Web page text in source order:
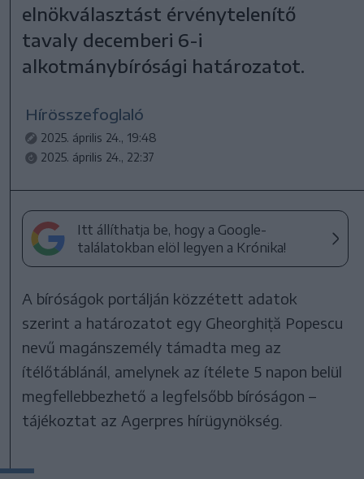
elnökválasztást érvénytelenítő
tavaly decemberi 6-i
alkotmánybírósági határozatot.
Hírösszefoglaló
2025. április 24., 19:48
2025. április 24., 22:37
Itt állíthatja be, hogy a Google-
találatokban elöl legyen a Krónika!
A bíróságok portálján közzétett adatok
szerint a határozatot egy Gheorghiță Popescu
nevű magánszemély támadta meg az
ítélőtáblánál, amelynek az ítélete 5 napon belül
megfellebbezhető a legfelsőbb bíróságon –
tájékoztat az Agerpres hírügynökség.